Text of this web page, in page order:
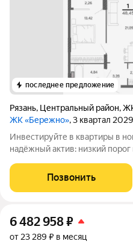
последнее предложение
Рязань, Центральный район,
ЖК «Бережно», 3 квартал 2029
Инвестируйте в квартиры в
надёжный актив: низкий
Жилой квартал «Бережно» это проект класса Бизнес,
созданный с уважением к
Позвонить
6 482 958₽
от 23 289 ₽ в месяц